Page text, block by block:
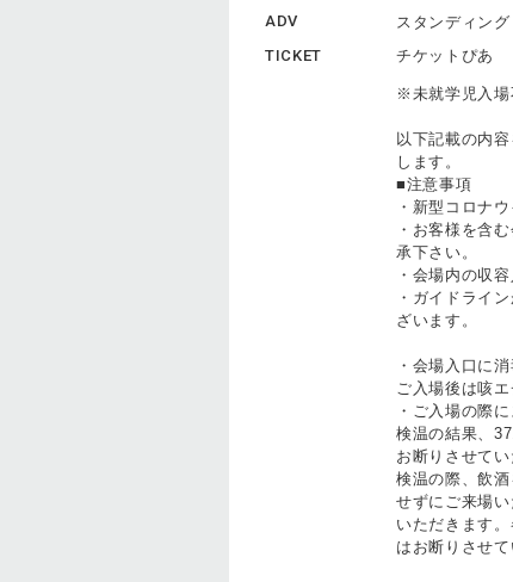
ADV
スタンディン
TICKET チケットぴあ
※未就学児入場
以下記載の内
します。
■注意事項
・新型コロナ
・お客様を含
承下さい。
・会場内の収
・ガイドライ
ざいます。
・会場入口に
ご入場後は咳
・ご入場の際
検温の結果、
お断りさせてい
検温の際、飲
せずにご来場
いただきます
はお断りさせて